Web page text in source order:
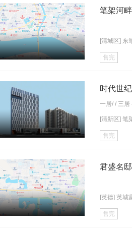
笔架河
[清城区] 东
售完
时代世
一居/ / 三居
[清新区] 笔
售完
君盛名邸
[英德] 英城
售完